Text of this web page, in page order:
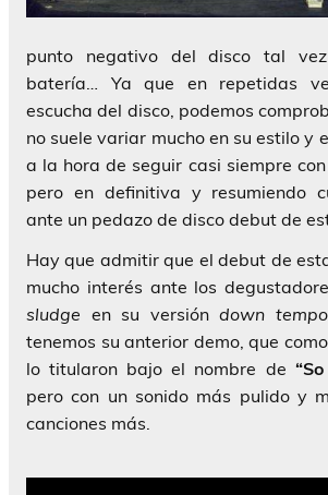
punto negativo del disco tal
batería… Ya que en repetidas
escucha del disco, podemos
no suele variar mucho en su estilo y
a la hora de seguir casi siempre
pero en definitiva y resumiendo
ante un pedazo de disco debut de
Hay que admitir que el debut de
mucho interés ante los
sludge en su versióndown tempo
tenemos su anterior demo, que
lo titularon bajo el nombre de
pero con un sonido más pulido y
canciones más.